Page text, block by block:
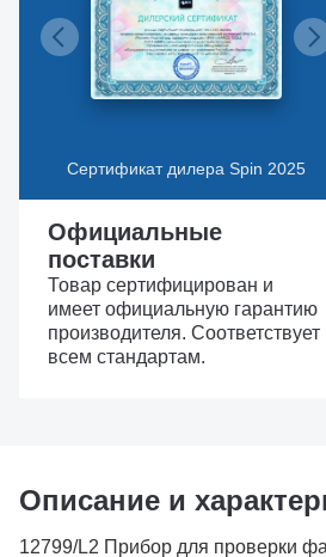
Сертификат дилера Spin 2025
Официальные
поставки
Товар сертифицирован и
имеет официальную гарантию
производителя. Соответствует
всем стандартам.
Описание и
12799/L2 Прибор для проверки